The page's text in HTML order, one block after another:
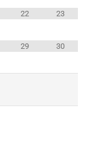
22 23
29 30